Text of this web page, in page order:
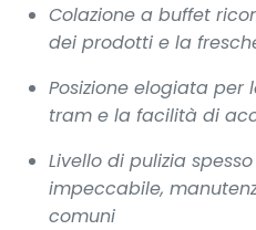
Colazione a buffet
dei prodotti e la
Posizione elogiata
tram e la facilità di
Livello di pulizia
impeccabile,
comuni